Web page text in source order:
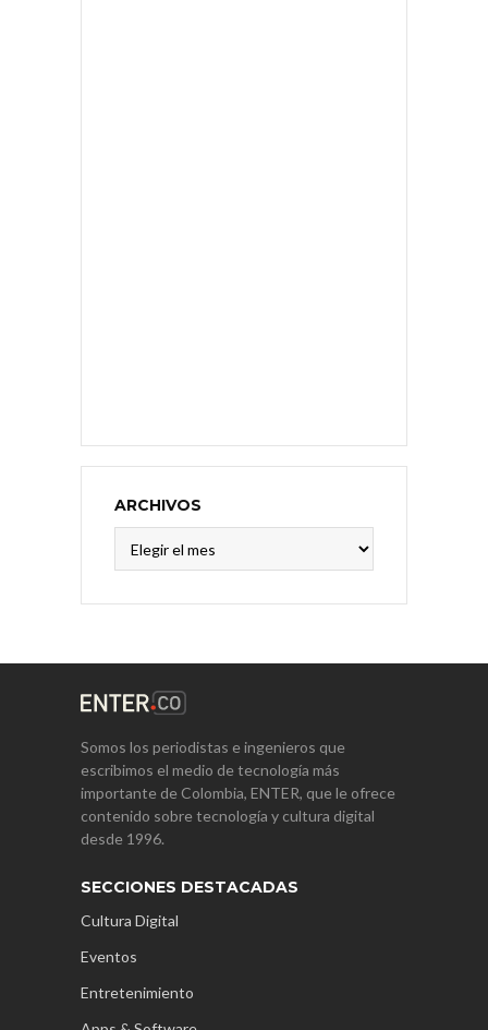
ARCHIVOS
Somos los periodistas e ingenieros que
escribimos el medio de tecnología más
importante de Colombia, ENTER, que le ofrece
contenido sobre tecnología y cultura digital
desde 1996.
SECCIONES DESTACADAS
Cultura Digital
Eventos
Entretenimiento